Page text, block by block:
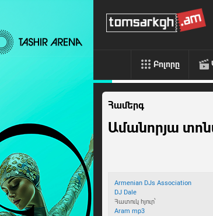
Բոլորը
Համերգ
Ամանորյա
Armenian DJs Association
DJ Dale
Հատուկ հյուր՝
Aram mp3